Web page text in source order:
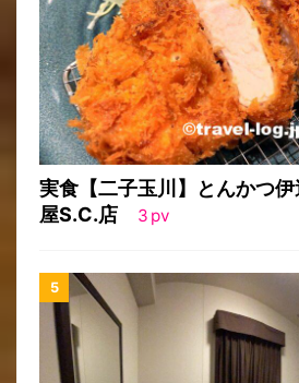
実食【二子玉川】とんかつ
屋S.C.店
3 pv